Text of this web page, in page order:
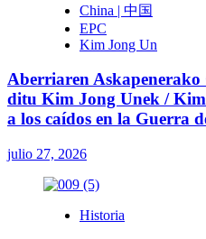
China | 中国
EPC
Kim Jong Un
Aberriaren
ditu Kim Jong Unek /
a los caídos en la Guerra
julio 27, 2026
Historia